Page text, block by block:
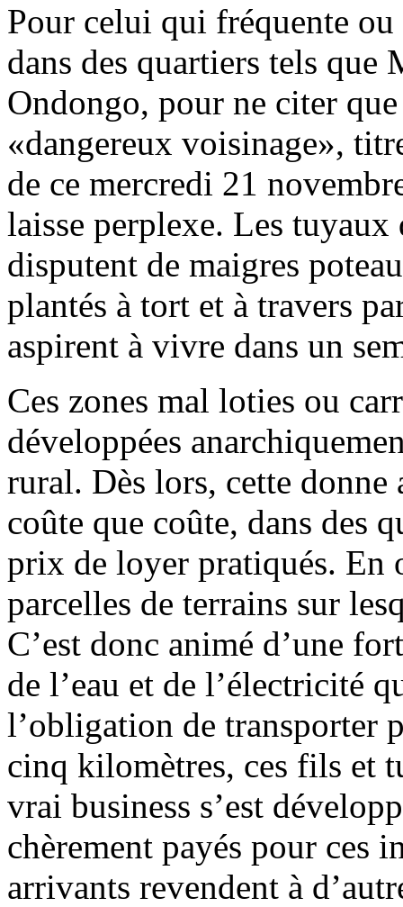
Pour celui qui fréquente
dans des quartiers tels
Ondongo, pour ne citer
«dangereux voisinage»,
de ce mercredi 21
laisse perplexe. Les tuyaux
disputent de maigres
plantés à tort et à travers
aspirent à vivre dans un
Ces zones mal loties ou
développées
rural. Dès lors, cette donne
coûte que coûte, dans des
prix de loyer pratiqués. En
parcelles de terrains sur
C’est donc animé d’une
de l’eau et de l’électricité
l’obligation de transporter
cinq kilomètres, ces fils et
vrai business s’est
chèrement payés pour ces
arrivants revendent à